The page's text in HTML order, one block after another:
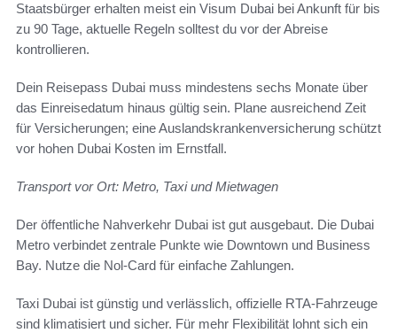
Staatsbürger erhalten meist ein Visum Dubai bei Ankunft für bis
zu 90 Tage, aktuelle Regeln solltest du vor der Abreise
kontrollieren.
Dein Reisepass Dubai muss mindestens sechs Monate über
das Einreisedatum hinaus gültig sein. Plane ausreichend Zeit
für Versicherungen; eine Auslandskrankenversicherung schützt
vor hohen Dubai Kosten im Ernstfall.
Transport vor Ort: Metro, Taxi und Mietwagen
Der öffentliche Nahverkehr Dubai ist gut ausgebaut. Die Dubai
Metro verbindet zentrale Punkte wie Downtown und Business
Bay. Nutze die Nol-Card für einfache Zahlungen.
Taxi Dubai ist günstig und verlässlich, offizielle RTA-Fahrzeuge
sind klimatisiert und sicher. Für mehr Flexibilität lohnt sich ein